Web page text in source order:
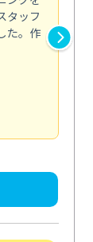
タッフ
た。作